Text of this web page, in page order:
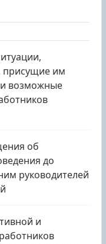
присущие им
и возможные
об
до
руководителей
и